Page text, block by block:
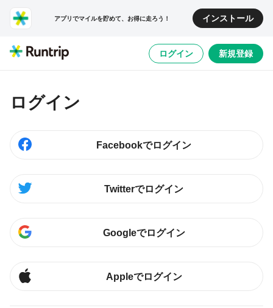
アプリでマイルを貯めて、お得に走ろう！ インストール
ログイン 新規登録
ログイン
Facebookでログイン
Twitterでログイン
Googleでログイン
Appleでログイン